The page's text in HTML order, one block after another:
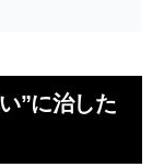
”に治した